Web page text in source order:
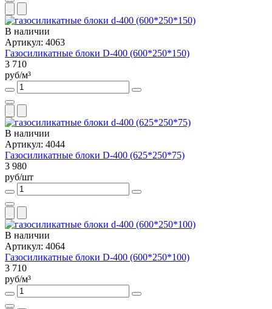
В наличии
Артикул: 4063
Газосиликатные блоки D-400 (600*250*150)
3 710
руб/м³
В наличии
Артикул: 4044
Газосиликатные блоки D-400 (625*250*75)
3 980
руб/шт
В наличии
Артикул: 4064
Газосиликатные блоки D-400 (600*250*100)
3 710
руб/м³